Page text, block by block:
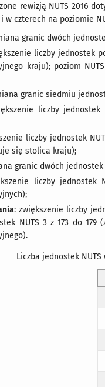
rewizją NUTS 2016
i w czterech na poziomie
granic dwóch
liczby jednostek
kraju); poziom
granic siedmiu
liczby
liczby jednostek
się stolica kraju);
granic dwóch jednostek
liczby jednostek
: zwiększenie liczby
NUTS 3 z 173 do 179
Liczba jednostek